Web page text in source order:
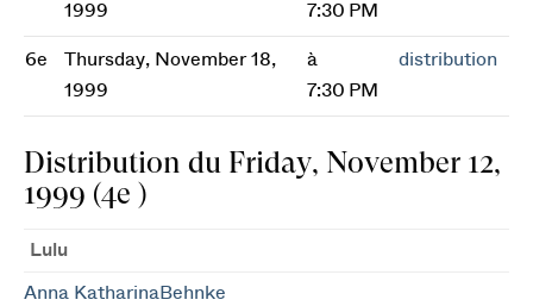
1999
7:30 PM
6e
Thursday, November 18,
1999
à
7:30 PM
distribution
Distribution du Friday, November 12,
1999 (4e )
Lulu
Anna KatharinaBehnke